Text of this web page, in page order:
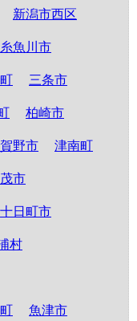
新潟市西区
糸魚川市
三条市
柏崎市
野市 津南町
市
十日町市
村
魚津市